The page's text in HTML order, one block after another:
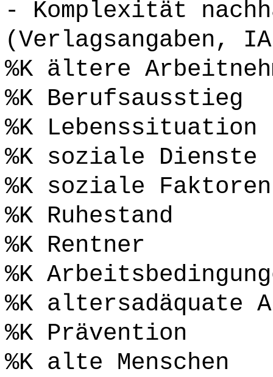
- Komplexität
(Verlagsangaben,
%K ältere
%K Berufsausstieg
%K Lebenssituation
%K soziale Dienste
%K soziale Faktoren
%K Ruhestand
%K Rentner
%K
%K altersadäquate
%K Prävention
%K alte Menschen